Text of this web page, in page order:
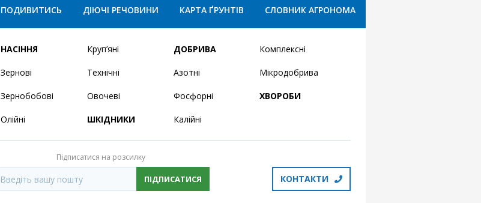
ПОДИВИТИСЬ ДІЮЧІ РЕЧОВИНИ КАРТА ҐРУНТІВ СЛОВНИК АГРОНОМА
НАСІННЯ
Зернові
Зернобобові
Олійні
Круп’яні
Технічні
Овочеві
ШКІДНИКИ
ДОБРИВА
Азотні
Фосфорні
Калійні
Комплексні
Мікродобрива
ХВОРОБИ
Підписатися на розсилку
ПІДПИСАТИСЯ КОНТАКТИ